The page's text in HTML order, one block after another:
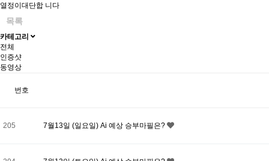
열정이대단합 니다
목록
카테고리
전체
인증샷
동영상
번호
205 7월13일 (일요일) Ai 예상 승부마필은?